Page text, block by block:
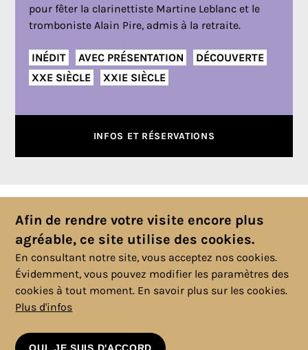
pour fêter la clarinettiste Martine Leblanc et le
tromboniste Alain Pire, admis à la retraite.
INÉDIT AVEC PRÉSENTATION
DÉCOUVERTE
XXE SIÈCLE
XXIE SIÈCLE
INFOS ET RÉSERVATIONS
privée|Mentions légales|Conditions générales
Afin de rendre votre visite encore plus
agréable, ce site utilise des cookies.
En consultant notre site, vous acceptez nos cookies.
Évidemment, vous pouvez modifier les paramètres des
cookies à tout moment. En savoir plus sur les cookies.
Plus d'infos